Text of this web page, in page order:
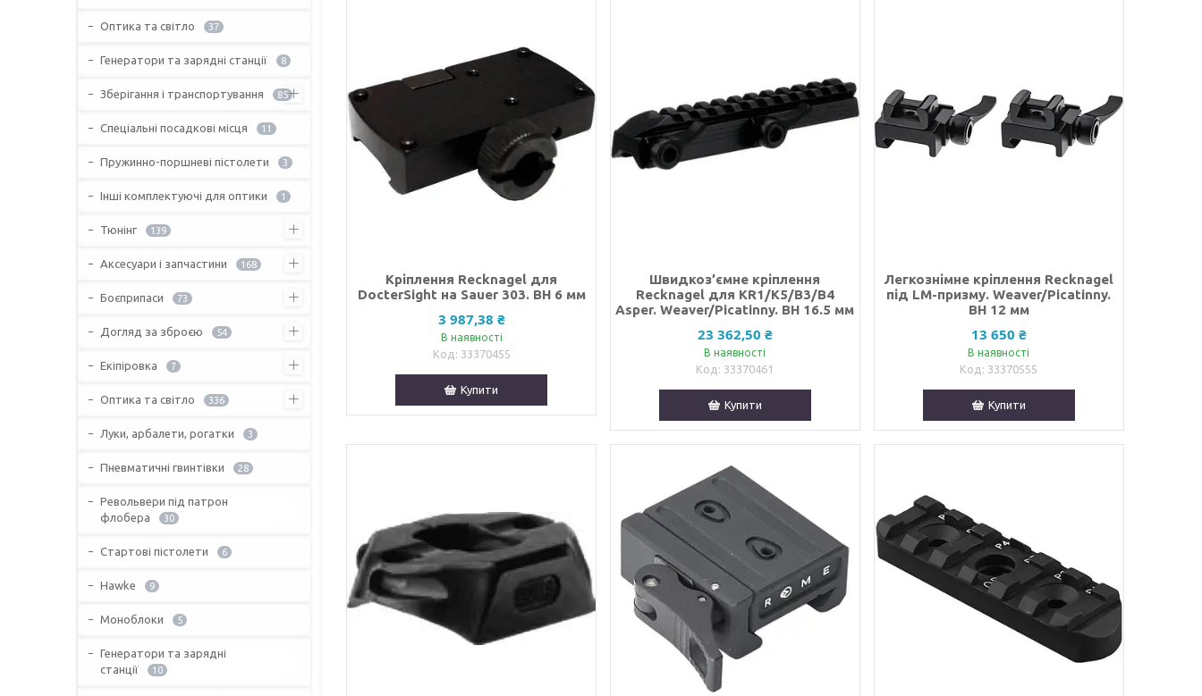
Кріплення Recknagel для
DocterSight на Sauer 303. ВН 6 мм
3 987,38 ₴
В наявності
33370455
Купити
Швидкоз’ємне кріплення
Recknagel для KR1/K5/B3/B4
Asper. Weaver/Picatinny. BH 16.5 мм
23 362,50 ₴
В наявності
33370461
Купити
Легкознімне кріплення Recknagel
під LM-призму. Weaver/Picatinny.
BH 12 мм
13 650 ₴
В наявності
33370555
Купити
Оптика та світло 37
Генератори та зарядні станції 8
Зберігання і транспортування 85
Спеціальні посадкові місця 11
Пружинно-поршневі пістолети 3
Інші комплектуючі для оптики 1
Тюнінг 139
Аксесуари і запчастини 168
Боєприпаси 73
Догляд за зброєю 54
Екіпіровка 7
Оптика та світло 336
Луки, арбалети, рогатки 3
Пневматичні гвинтівки 28
Револьвери під патрон
флобера
30
Стартові пістолети 6
Hawke 9
Моноблоки 5
Генератори та зарядні
станції
10